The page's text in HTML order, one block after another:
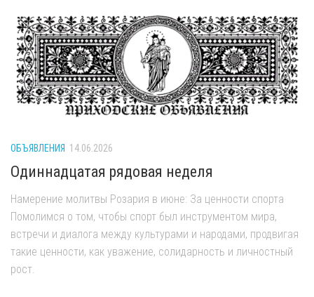
ОБЪЯВЛЕНИЯ 14.06.2026
Одиннадцатая рядовая неделя
Намерение молитвы Розария в июне: За ценности спорта
Помолимся о том, чтобы спорт был инструментом мира,
встречи и диалога между культурами и народами, продвигая
такие ценности, как уважение, солидарность и личностный
рост.